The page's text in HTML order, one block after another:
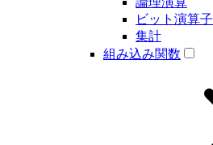
ビット演算子
集計
組み込み関数